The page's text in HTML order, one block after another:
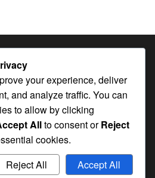
Pase Mensual en
en Whiteout
del Evento en
your experience, deliver
and analyze traffic. You can
to allow by clicking
Allto consent orReject
cookies.
Reject All Accept All